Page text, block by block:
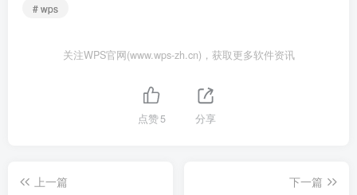
# wps
关注WPS官网(www.wps-zh.cn)，获取更多软件资讯
点赞5 分享
上一篇
下一篇